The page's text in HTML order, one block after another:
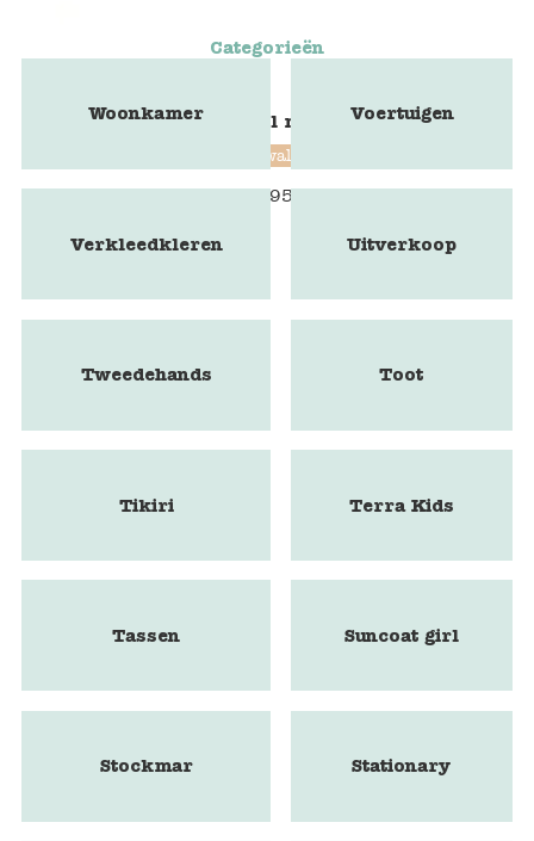
Blokstempel mammoet
Blockwallah
9,95
Categorieën
Woonkamer Voertuigen
Verkleedkleren Uitverkoop
Tweedehands Toot
Tikiri Terra Kids
Tassen Suncoat girl
Stockmar Stationary